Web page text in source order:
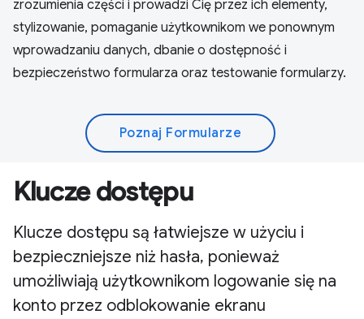
zrozumienia części i prowadzi Cię przez ich elementy,
stylizowanie, pomaganie użytkownikom we ponownym
wprowadzaniu danych, dbanie o dostępność i
bezpieczeństwo formularza oraz testowanie formularzy.
Poznaj Formularze
Klucze dostępu
Klucze dostępu są łatwiejsze w użyciu i
bezpieczniejsze niż hasła, ponieważ
umożliwiają użytkownikom logowanie się na
konto przez odblokowanie ekranu